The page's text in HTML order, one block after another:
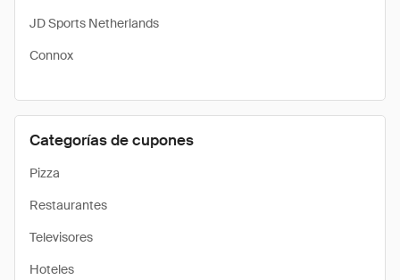
JD Sports Netherlands
Connox
Categorías de cupones
Pizza
Restaurantes
Televisores
Hoteles